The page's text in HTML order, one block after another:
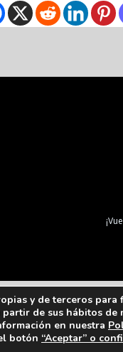
y de terceros
de sus hábitos de
en nuestra
botón “Aceptar” o